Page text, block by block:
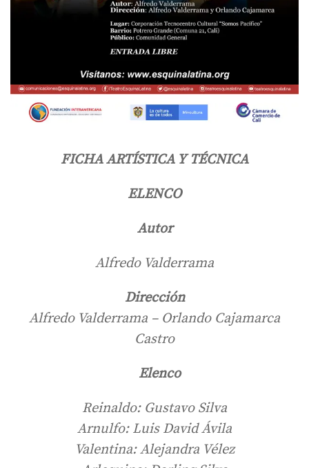
FICHA ARTÍSTICA Y TÉCNICA
ELENCO
Autor
Alfredo Valderrama
Dirección
Alfredo Valderrama – Orlando Cajamarca
Castro
Elenco
Reinaldo: Gustavo Silva
Arnulfo: Luis David Ávila
Valentina: Alejandra Vélez